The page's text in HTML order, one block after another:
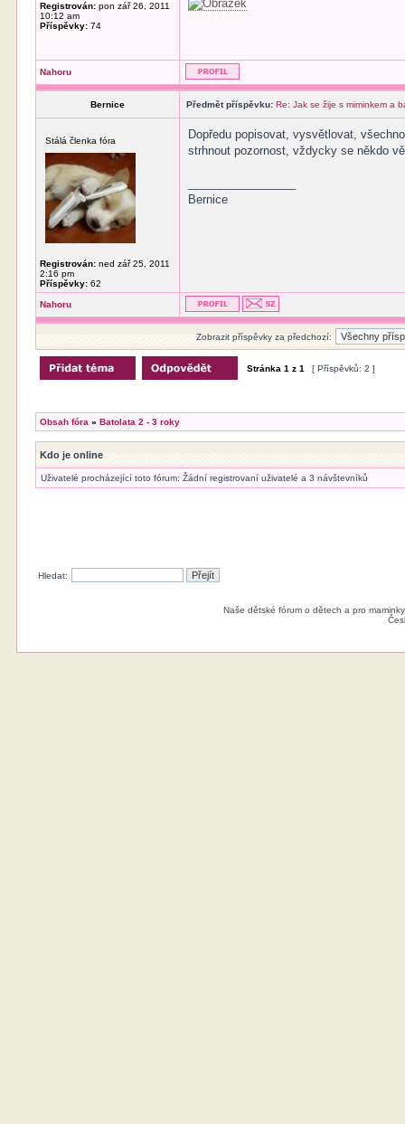
Registrován: pon zář 26, 2011
10:12 am
Příspěvky: 74
Nahoru
Bernice Předmět příspěvku: Re: Jak se žije s miminkem a
Stálá členka fóra
Registrován: ned zář 25, 2011
2:16 pm
Příspěvky: 62
Dopředu popisovat, vysvětlovat,
strhnout pozornost, vždycky se někdo
Bernice
Nahoru
Zobrazit příspěvky za předchozí:
Stránka1 z1 [ Příspěvků: 2 ]
Obsah fóra »Batolata 2 - 3 roky
Kdo je online
Uživatelé procházející toto fórum: Žádní registrovaní uživatelé a 3 návštevníků
Hledat:
Naše dětské fórum o dětech a pro